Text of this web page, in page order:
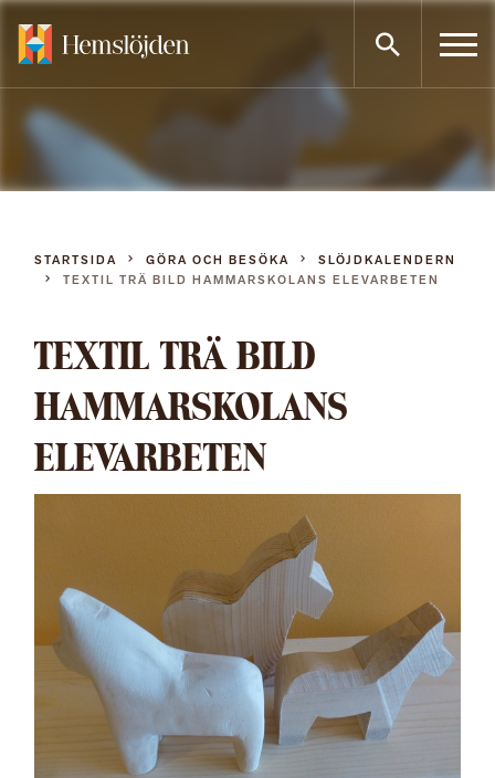
innehållet
STARTSIDA GÖRA OCH BESÖKA
SLÖJDKALENDERN
TEXTIL TRÄ BILD HAMMARSKOLANS ELEVARBETEN
TEXTIL TRÄ BILD
HAMMARSKOLANS
ELEVARBETEN